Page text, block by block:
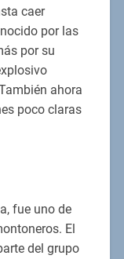
caer
por las
por su
ahora
poco claras
fue uno de
El
del grupo